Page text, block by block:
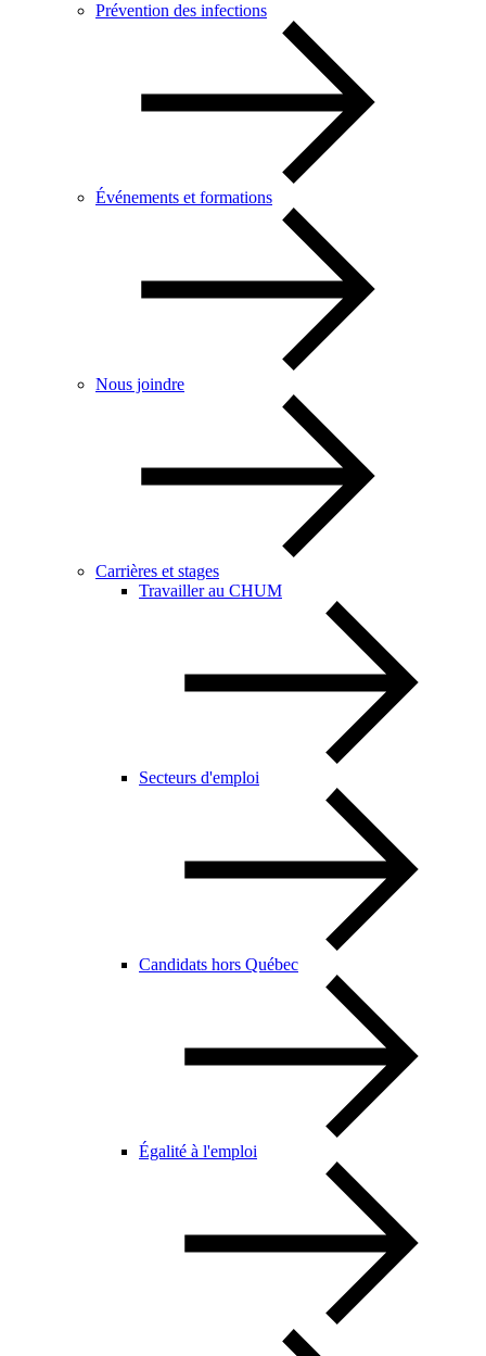
Prévention des infections
Événements et formations
Nous joindre
Carrières et stages
Travailler au CHUM
Secteurs d'emploi
Candidats hors Québec
Égalité à l'emploi